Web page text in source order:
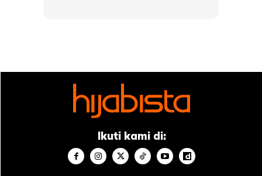
Ikuti kami di: